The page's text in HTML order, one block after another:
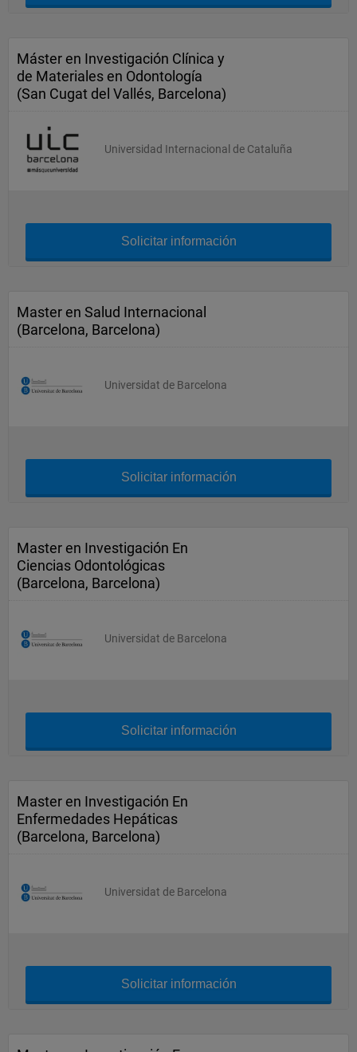
Máster en Investigación Clínica y
de Materiales en Odontología
(San Cugat del Vallés, Barcelona)
Universidad Internacional de Cataluña
Solicitar información
Master en Salud Internacional
(Barcelona, Barcelona)
Universidat de Barcelona
Solicitar información
Master en Investigación En
Ciencias Odontológicas
(Barcelona, Barcelona)
Universidat de Barcelona
Solicitar información
Master en Investigación En
Enfermedades Hepáticas
(Barcelona, Barcelona)
Universidat de Barcelona
Solicitar información